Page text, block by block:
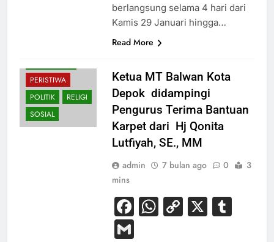
berlangsung selama 4 hari dari
Kamis 29 Januari hingga…
Read More
PERISTIWA
POLITIK
RELIGI
SOSIAL
Ketua MT Balwan Kota
Depok didampingi
Pengurus Terima Bantuan
Karpet dari Hj Qonita
Lutfiyah, SE., MM
admin 7 bulan ago 0
3
mins
Facebook
WhatsApp
Copy
X
Gmail